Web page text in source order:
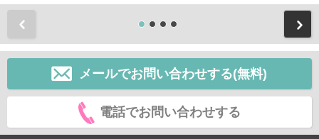
メールでお問い合わせする(無料)
電話でお問い合わせする